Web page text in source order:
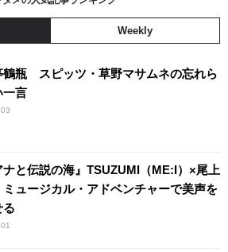
Weekly
鶴瓶 スピッツ・草野マサムネの忘れら
一言
ナと伝説の海』TSUZUMI（ME:I）×尾上
ミュージカル・アドベンチャーで美声を
る